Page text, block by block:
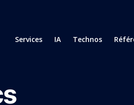
Services IA Technos